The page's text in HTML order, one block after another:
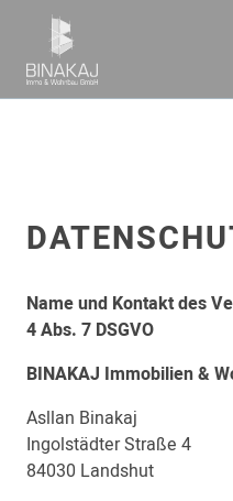
Name und Kontakt des
4 Abs. 7 DSGVO
BINAKAJ Immobilien &
Asllan Binakaj
Ingolstädter Straße 4
84030 Landshut